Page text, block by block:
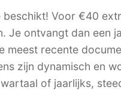
Voor €40
Je ontvangt dan een
meest recente
zijn dynamisch en
of jaarlijks,